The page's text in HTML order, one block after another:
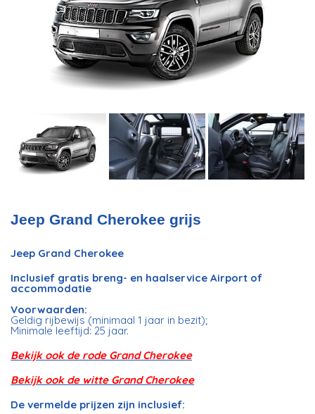
Jeep Grand Cherokee grijs
Jeep Grand Cherokee
Inclusief gratis breng- en haalservice Airport of
accommodatie
Voorwaarden:
Geldig rijbewijs (minimaal 1 jaar in bezit);
Minimale leeftijd: 25 jaar.
Bekijk ook de rode Grand Cherokee
Bekijk ook de witte Grand Cherokee
De vermelde prijzen zijn inclusief: